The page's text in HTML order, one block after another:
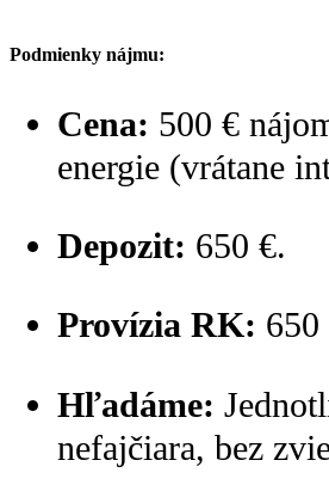
Podmienky nájmu:
Cena: 500 €
energie (vrátane
Depozit: 650 €.
Provízia RK: 650
Hľadáme:
nefajčiara, bez